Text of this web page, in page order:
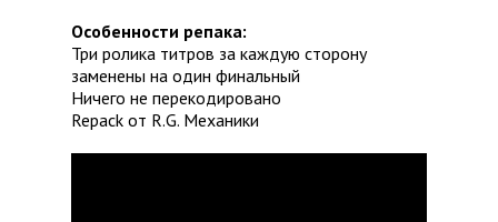
Особенности репака:
Три ролика титров за каждую сторону
заменены на один финальный
Ничего не перекодировано
Repack от R.G. Механики